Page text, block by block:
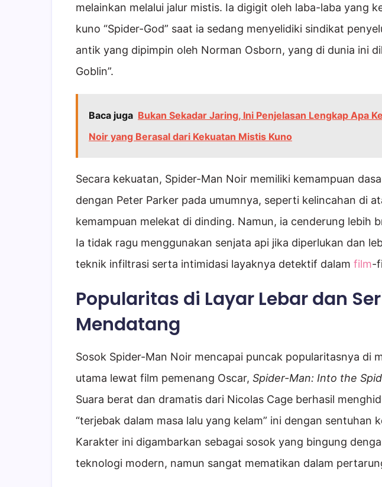
melainkan melalui jalur mistis. Ia digigit oleh laba-laba yang
kuno “Spider-God” saat ia sedang menyelidiki sindikat
antik yang dipimpin oleh Norman Osborn, yang di dunia ini
Goblin”.
Baca juga Bukan Sekadar Jaring, Ini Penjelasan Lengkap Apa
Noir yang Berasal dari Kekuatan Mistis Kuno
Secara kekuatan, Spider-Man Noir memiliki kemampuan
dengan Peter Parker pada umumnya, seperti kelincahan di
kemampuan melekat di dinding. Namun, ia cenderung lebih
Ia tidak ragu menggunakan senjata api jika diperlukan dan
teknik infiltrasi serta intimidasi layaknya detektif dalam film-
Popularitas di Layar Lebar dan
Mendatang
Sosok Spider-Man Noir mencapai puncak popularitasnya di
utama lewat film pemenang Oscar, Spider-Man: Into the
Suara berat dan dramatis dari Nicolas Cage berhasil
“terjebak dalam masa lalu yang kelam” ini dengan sentuhan
Karakter ini digambarkan sebagai sosok yang bingung
teknologi modern, namun sangat mematikan dalam